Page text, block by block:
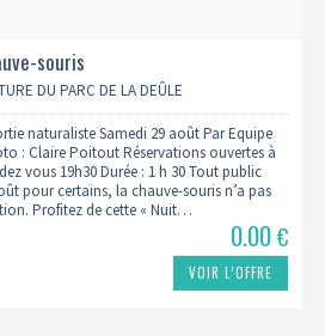
souris
DU PARC DE LA DEÛLE
naturaliste Samedi 29 août Par Equipe
: Claire Poitout Réservations ouvertes à
vous 19h30 Durée : 1 h 30 Tout public
pour certains, la chauve-souris n’a pas
Profitez de cette « Nuit…
0.00€
VOIR L’OFFRE